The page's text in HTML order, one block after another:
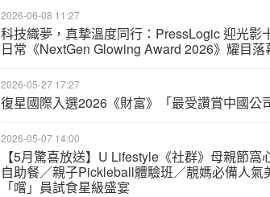
2026-06-08 11:27
科技織夢，真摯溫度同行：PressLogic 迎光影
日常《NextGen Glowing Award 2026》耀目落
2026-05-27 17:27
復星國際入選2026《財富》「最受讚賞中國公
2026-05-07 14:00
【5月驚喜放送】U Lifestyle《社群》母親節
自助餐／親子Pickleball體驗班／靚媽必備人氣
「嚐」員試食星級盛宴